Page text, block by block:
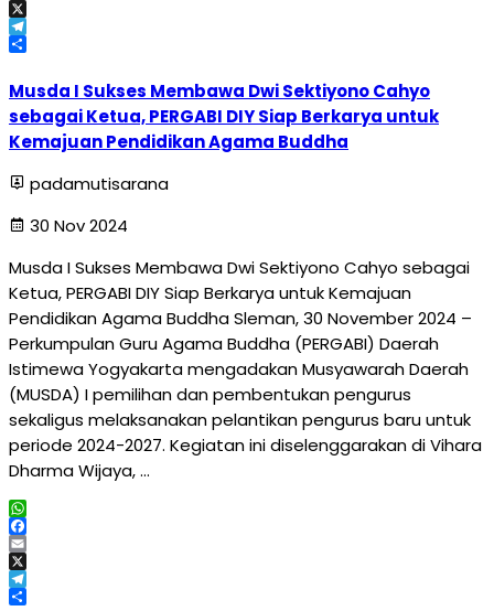
Email
X
Telegram
Musda I Sukses Membawa Dwi Sektiyono Cahyo
sebagai Ketua, PERGABI DIY Siap Berkarya untuk
Kemajuan Pendidikan Agama Buddha
padamutisarana
30 Nov 2024
Musda I Sukses Membawa Dwi Sektiyono Cahyo sebagai
Ketua, PERGABI DIY Siap Berkarya untuk Kemajuan
Pendidikan Agama Buddha Sleman, 30 November 2024 –
Perkumpulan Guru Agama Buddha (PERGABI) Daerah
Istimewa Yogyakarta mengadakan Musyawarah Daerah
(MUSDA) I pemilihan dan pembentukan pengurus
sekaligus melaksanakan pelantikan pengurus baru untuk
periode 2024-2027. Kegiatan ini diselenggarakan di Vihara
Dharma Wijaya, …
WhatsApp
Facebook
Email
X
Telegram